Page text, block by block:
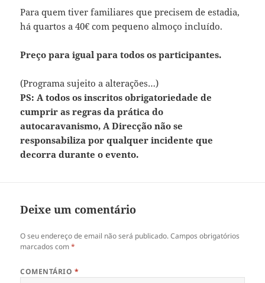
Para quem tiver familiares que precisem de estadia,
há quartos a 40€ com pequeno almoço incluído.
Preço para igual para todos os participantes.
(Programa sujeito a alterações…)
PS: A todos os inscritos obrigatoriedade de
cumprir as regras da prática do
autocaravanismo, A Direcção não se
responsabiliza por qualquer incidente que
decorra durante o evento.
Deixe um comentário
O seu endereço de email não será publicado. Campos obrigatórios
marcados com*
COMENTÁRIO *